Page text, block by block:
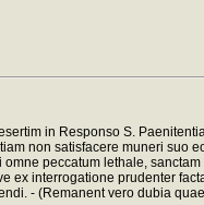
in Responso S.
non satisfacere muneri suo
peccatum lethale,
ex interrogatione prudenter
- (Remanent vero dubia